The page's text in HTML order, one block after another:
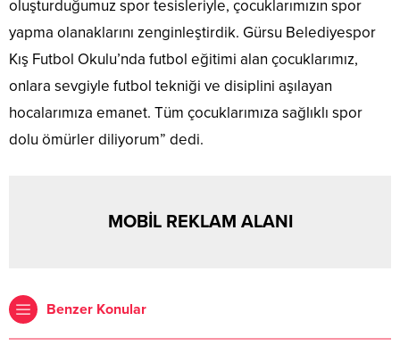
oluşturduğumuz spor tesisleriyle, çocuklarımızın spor
yapma olanaklarını zenginleştirdik. Gürsu Belediyespor
Kış Futbol Okulu’nda futbol eğitimi alan çocuklarımız,
onlara sevgiyle futbol tekniği ve disiplini aşılayan
hocalarımıza emanet. Tüm çocuklarımıza sağlıklı spor
dolu ömürler diliyorum” dedi.
MOBİL REKLAM ALANI
Benzer Konular